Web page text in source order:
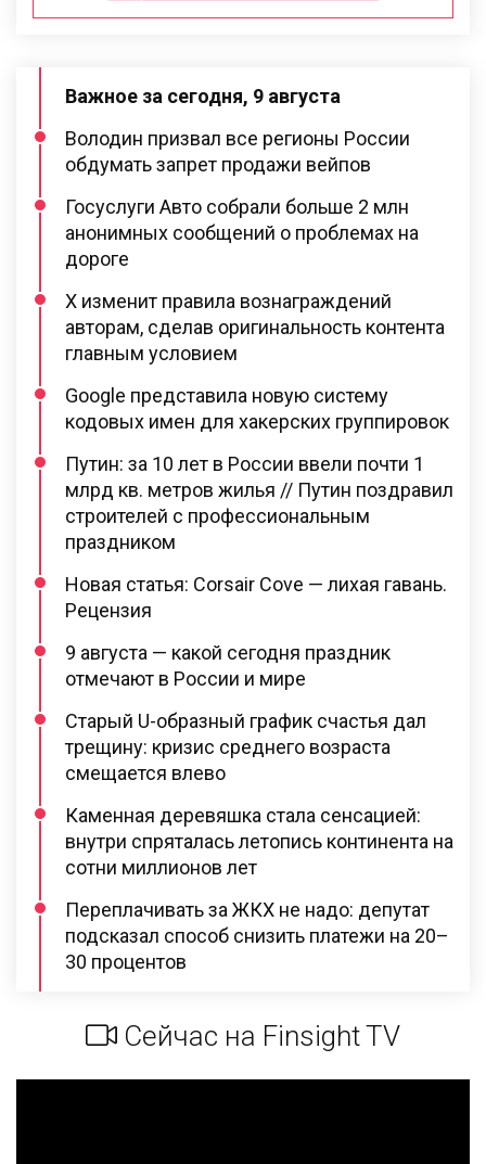
Важное за сегодня, 9 августа
Володин призвал все регионы России
обдумать запрет продажи вейпов
Госуслуги Авто собрали больше 2 млн
анонимных сообщений о проблемах на
дороге
X изменит правила вознаграждений
авторам, сделав оригинальность контента
главным условием
Google представила новую систему
кодовых имен для хакерских группировок
Путин: за 10 лет в России ввели почти 1
млрд кв. метров жилья // Путин поздравил
строителей с профессиональным
праздником
Новая статья: Corsair Cove — лихая гавань.
Рецензия
9 августа — какой сегодня праздник
отмечают в России и мире
Старый U-образный график счастья дал
трещину: кризис среднего возраста
смещается влево
Каменная деревяшка стала сенсацией:
внутри спряталась летопись континента на
сотни миллионов лет
Переплачивать за ЖКХ не надо: депутат
подсказал способ снизить платежи на 20–
30 процентов
Сейчас на Finsight TV